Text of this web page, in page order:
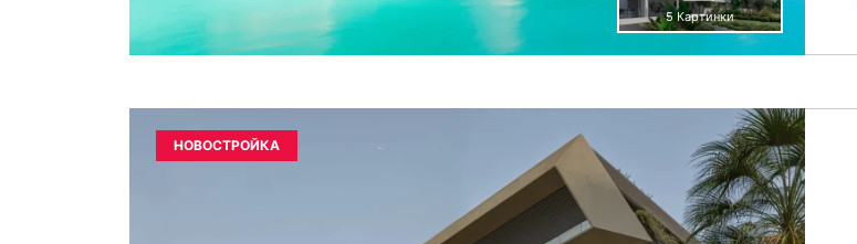
5 Картинки
НОВОСТРОЙКА